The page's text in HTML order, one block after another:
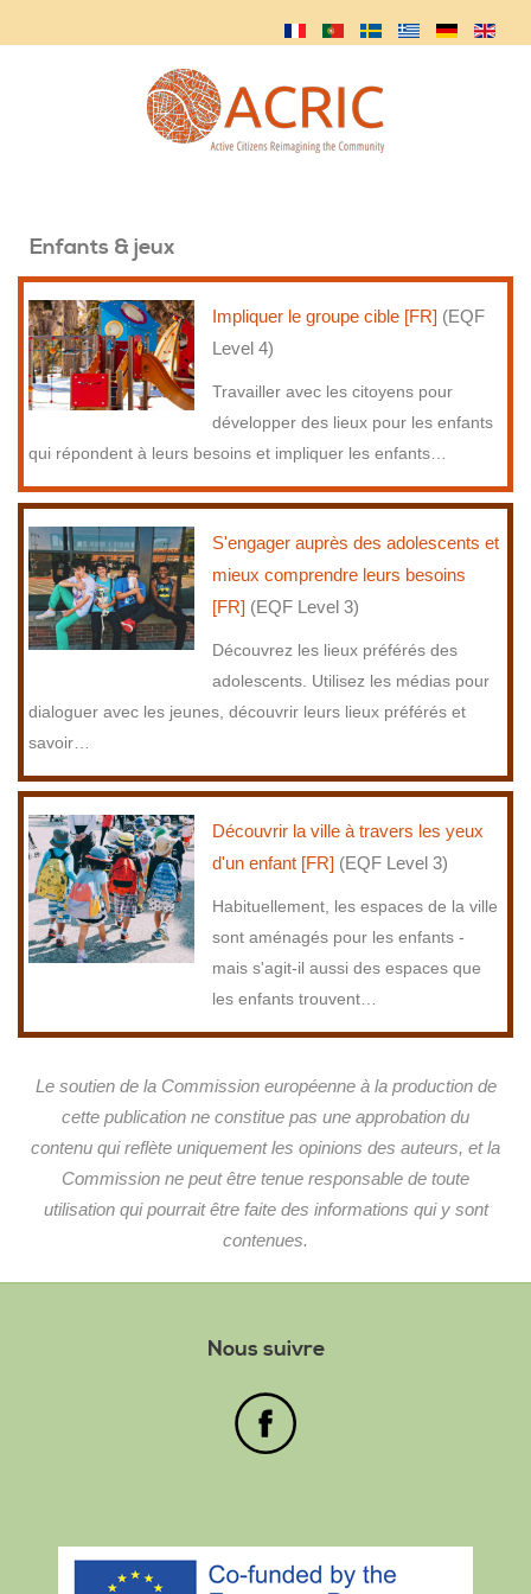
Enfants & jeux
Impliquer le groupe cible [FR] (EQF
Level 4)
Travailler avec les citoyens pour
développer des lieux pour les enfants
qui répondent à leurs besoins et impliquer les enfants
S'engager auprès des adolescents et
mieux comprendre leurs besoins
[FR] (EQF Level 3)
Découvrez les lieux préférés des
adolescents. Utilisez les médias pour
dialoguer avec les jeunes, découvrir leurs lieux préférés et
savoir
Découvrir la ville à travers les yeux
d'un enfant [FR] (EQF Level 3)
Habituellement, les espaces de la ville
sont aménagés pour les enfants -
mais s'agit-il aussi des espaces que
les enfants trouvent
Le soutien de la Commission européenne à la production de
cette publication ne constitue pas une approbation du
contenu qui reflète uniquement les opinions des auteurs, et la
Commission ne peut être tenue responsable de toute
utilisation qui pourrait être faite des informations qui y sont
contenues.
Nous suivre